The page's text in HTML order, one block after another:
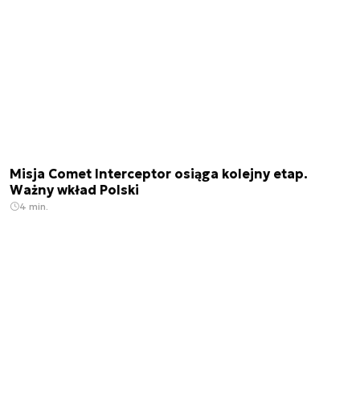
Misja Comet Interceptor osiąga kolejny etap.
Ważny wkład Polski
4 min.